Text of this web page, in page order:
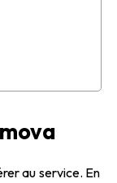
au service. En